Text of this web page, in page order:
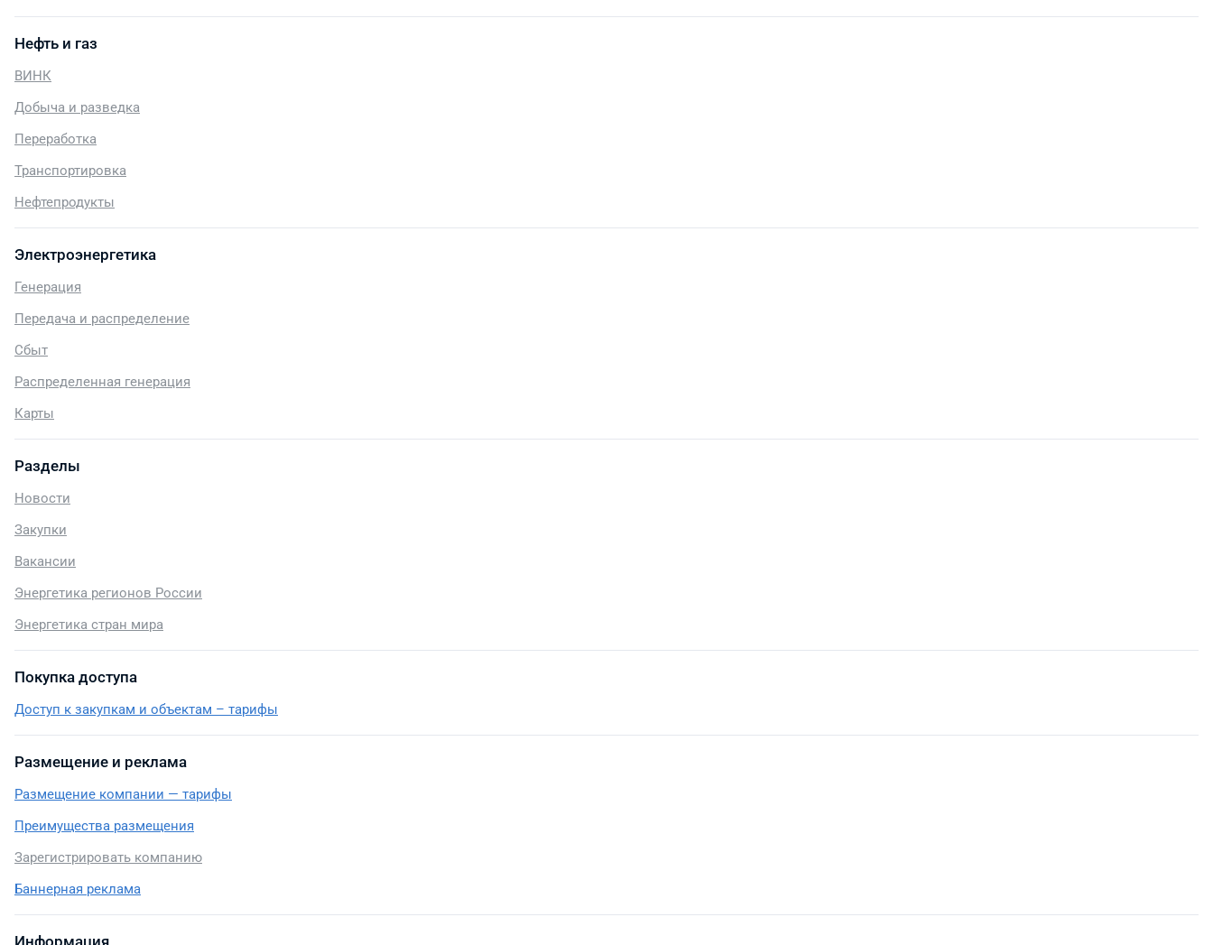
Нефть и газ
ВИНК
Добыча и разведка
Переработка
Транспортировка
Нефтепродукты
Электроэнергетика
Генерация
Передача и распределение
Сбыт
Распределенная генерация
Карты
Разделы
Новости
Закупки
Вакансии
Энергетика регионов России
Энергетика стран мира
Покупка доступа
Доступ к закупкам и объектам – тарифы
Размещение и реклама
Размещение компании — тарифы
Преимущества размещения
Зарегистрировать компанию
Баннерная реклама
Информация